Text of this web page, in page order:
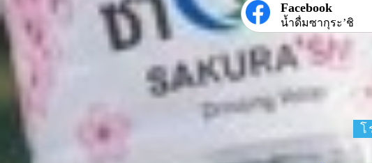
Facebook
น้ำดื่มซากุระ’ชิ
โ